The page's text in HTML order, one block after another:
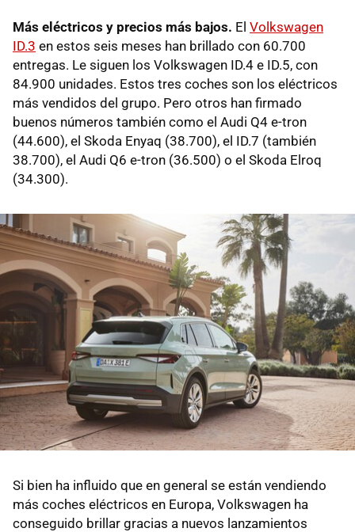
Más eléctricos y precios más bajos. El Volkswagen
ID.3 en estos seis meses han brillado con 60.700
entregas. Le siguen los Volkswagen ID.4 e ID.5, con
84.900 unidades. Estos tres coches son los eléctricos
más vendidos del grupo. Pero otros han firmado
buenos números también como el Audi Q4 e-tron
(44.600), el Skoda Enyaq (38.700), el ID.7 (también
38.700), el Audi Q6 e-tron (36.500) o el Skoda Elroq
(34.300).
Si bien ha influido que en general se están vendiendo
más coches eléctricos en Europa, Volkswagen ha
conseguido brillar gracias a nuevos lanzamientos